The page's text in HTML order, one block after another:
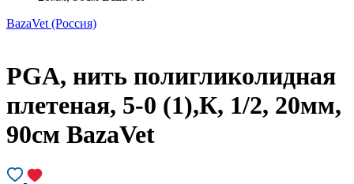
BazaVet (Россия)
PGA, нить полигликолидная
плетеная, 5-0 (1),К, 1/2, 20мм,
90см BazaVet